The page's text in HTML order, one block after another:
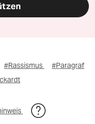
#Rassismus
#Paragraf